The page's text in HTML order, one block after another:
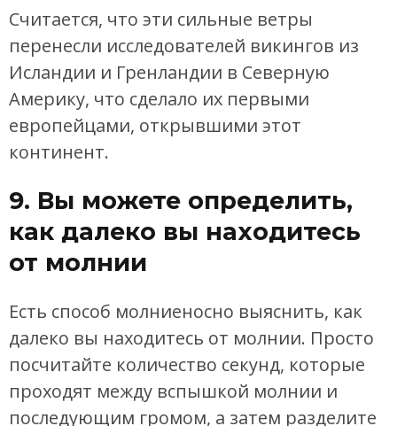
Считается, что эти сильные ветры
перенесли исследователей викингов из
Исландии и Гренландии в Северную
Америку, что сделало их первыми
европейцами, открывшими этот
континент.
9. Вы можете определить,
как далеко вы находитесь
от молнии
Есть способ молниеносно выяснить, как
далеко вы находитесь от молнии. Просто
посчитайте количество секунд, которые
проходят между вспышкой молнии и
последующим громом, а затем разделите